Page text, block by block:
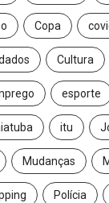
Copa
Cultura
esporte
itu
Mudanças
Polícia